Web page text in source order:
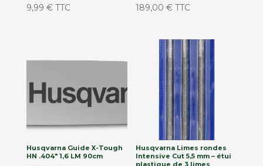
9,99 € TTC 189,00€ TTC
Husqvarna Guide X-Tough
HN .404″ 1,6 LM 90cm
Husqvarna Limes rondes
Intensive Cut 5,5 mm – étui
plastique de 3 limes